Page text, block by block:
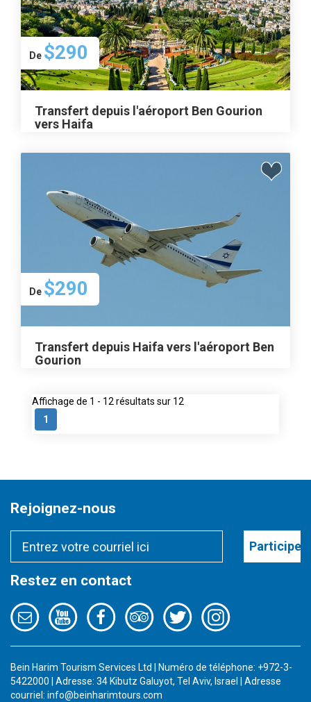
De $290
Transfert depuis l'aéroport Ben Gourion
vers Haifa
De $290
Transfert depuis Haifa vers l'aéroport Ben
Gourion
Affichage de 1 - 12 résultats sur 12
1
Rejoignez-nous
Participer
Restez en contact
Bein Harim Tourism Services Ltd | Numéro de téléphone: +972-3-
5422000 | Adresse: 34 Kibutz Galuyot, Tel Aviv, Israel | Adresse
courriel: info@beinharimtours.com